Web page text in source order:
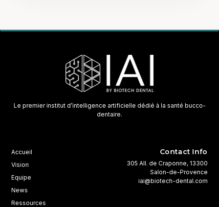
Le premier institut d’intelligence artificielle dédié à la santé bucco-
dentaire.
Accueil
Vision
Equipe
News
Ressources
Contact Info
305 All. de Craponne, 13300
Salon-de-Provence
iai@biotech-dental.com